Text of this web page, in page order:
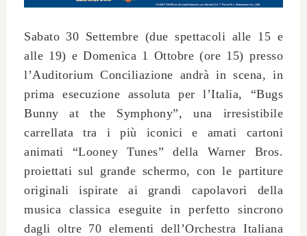
Sabato 30 Settembre (due spettacoli alle 15 e
alle 19) eDomenica 1 Ottobre (ore 15) presso
l’Auditorium Conciliazione andrà in scena, in
prima esecuzione assoluta per l’Italia, “Bugs
Bunny at the Symphony”,
una irresistibile
carrellata tra i più iconici e amati cartoni
animati “Looney Tunes” della Warner Bros.
proiettati sul grande schermo, con le partiture
originali ispirate ai grandi capolavori della
musica classica eseguite in perfetto sincrono
dagli oltre 70 elementi dell’Orchestra Italiana